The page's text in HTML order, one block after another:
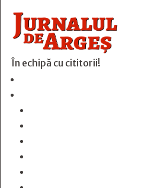
În echipă cu cititorii!